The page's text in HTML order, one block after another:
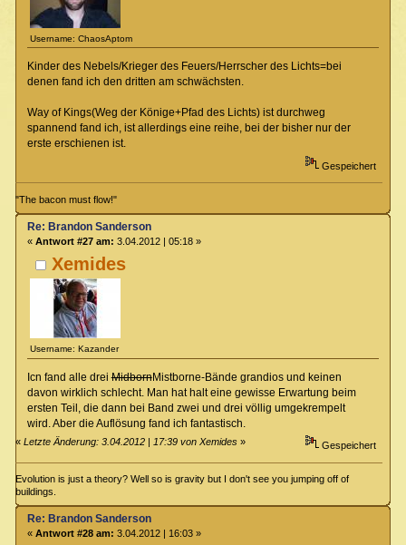
Username: ChaosAptom
Kinder des Nebels/Krieger des Feuers/Herrscher des Lichts=bei
denen fand ich den dritten am schwächsten.
Way of Kings(Weg der Könige+Pfad des Lichts) ist durchweg
spannend fand ich, ist allerdings eine reihe, bei der bisher nur der
erste erschienen ist.
Gespeichert
"The bacon must flow!"
Xemides
Username: Kazander
Re: Brandon Sanderson
« Antwort #27 am: 3.04.2012 | 05:18 »
Icn fand alle dreiMidbornMistborne-Bände grandios und keinen
davon wirklich schlecht. Man hat halt eine gewisse Erwartung beim
ersten Teil, die dann bei Band zwei und drei völlig umgekrempelt
wird. Aber die Auflösung fand ich fantastisch.
«Letzte Änderung: 3.04.2012 | 17:39 von Xemides » Gespeichert
Evolution is just a theory? Well so is gravity but I don't see you jumping off of
buildings.
Re: Brandon Sanderson
« Antwort #28 am: 3.04.2012 | 16:03 »